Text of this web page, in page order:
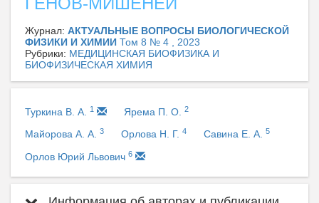
Журнал: АКТУАЛЬНЫЕ ВОПРОСЫ БИОЛОГИЧЕСКОЙ
ФИЗИКИ И ХИМИИ Том 8 № 4 , 2023
Рубрики: МЕДИЦИНСКАЯ БИОФИЗИКА И
БИОФИЗИЧЕСКАЯ ХИМИЯ
Туркина В. А. 1 Ярема П. О. 2
Майорова А. А. 3 Орлова Н. Г. 4 Савина Е. А. 5
Орлов Юрий Львович 6